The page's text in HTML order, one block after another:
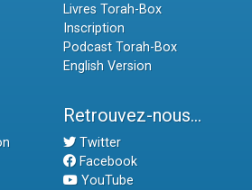
Livres Torah-Box
Inscription
Podcast Torah-Box
English Version
Retrouvez-nous...
Twitter
Facebook
YouTube